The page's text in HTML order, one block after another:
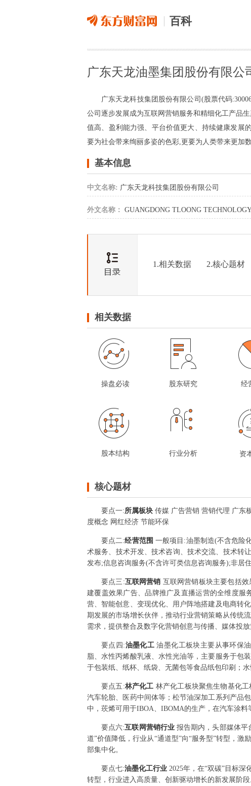
百科
广东天龙油墨集团股份有限公
广东天龙科技集团股份有限公司(股票代码
公司逐步发展成为互联网营销服务和精细化工产品
值高、盈利能力强、平台价值更大、持续健康发展
要为社会带来绚丽多姿的色彩,更要为人类带来更加
基本信息
中文名称: 广东天龙科技集团股份有限公司
外文名称： GUANGDONG TLOONG
1.相关数据 2.核心题材
相关数据
操盘必读 股东研究 经
股本结构 行业分析 资
核心题材
要点一:所属板块 传媒 广告营销 营销代理 广东
度概念 网红经济 节能环保
要点二:经营范围 一般项目:油墨制造(不含危险
术服务、技术开发、技术咨询、技术交流、技术转
发布;信息咨询服务(不含许可类信息咨询服务);非居
要点三 :互联网营销 互联网营销板块主要包括
建覆盖效果广告、品牌推广及直播运营的全维度服
营、智能创意、变现优化、用户阵地搭建及电商转
期发展的市场增长伙伴，推动行业营销策略从传统
需求，提供整合及数字化营销创意与传播、媒体投
要点 四 :油墨化工油墨化工板块主要从事环保
脂、水性丙烯酸乳液、水性光油等，主要服务于包
于包装纸、纸杯、纸袋、无菌包等食品纸包印刷；
要点五 :林产化工 林产化工板块聚焦生物基化
汽车轮胎、医药中间体等；松节油深加工系列产品
中，莰烯可用于IBOA、IBOMA的生产，在汽车涂
要点六:互联网营销行业报告期内，头部媒体平
道”价值降低，行业从“通道型”向“服务型”转型，
部集中化。
要点七:油墨化工行业 2025年，在“双碳”目标
转型，行业进入高质量、创新驱动增长的新发展阶段